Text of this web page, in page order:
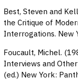
Best, Steven and
the Critique of
Interrogations. New
Foucault, Michel.
Interviews and
(ed.) New York: